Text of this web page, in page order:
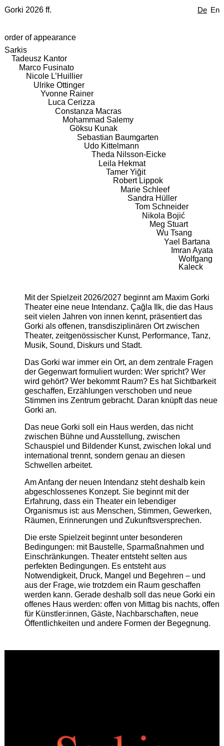
De En
Gorki 2026 ff.
order of appearance
Sarkis
Tadeusz Kantor
Marco Fusinato
Nicole L’Huillier
Ulrike Ottinger
Yvonne Rainer
Luca Cerizza
Constanza Macras
Mohammad Salemy
Göksu Kunak
Sebastian Baumgarten
Udo Kittelmann
Theda Nilsson-Eicke
Leila Hekmat
Tamer Yiğit
Robert Lippok
Marie Schleef
Sandra Hüller
Tom Schneider
Nikola Bojić
Meg Stuart
Wu Tsang
Yael Bartana
Imran Ayata
Wolfgang
Kaleck
Mit der Spielzeit 2026/2027 beginnt am Maxim Gorki
Theater eine neue Intendanz. Çağla Ilk, die das Haus
seit vielen Jahren von innen kennt, präsentiert das
Gorki als offenen, transdisziplinären Ort zwischen
Theater, zeitgenössischer Kunst, Performance, Tanz,
Musik, Sound, Diskurs und Stadt.
Das Gorki war immer ein Ort, an dem zentrale Fragen
der Gegenwart formuliert wurden: Wer spricht? Wer
wird gehört? Wer bekommt Raum? Es hat Sichtbarkeit
geschaffen, Erzählungen verschoben und neue
Stimmen ins Zentrum gebracht. Daran knüpft das neue
Gorki an.
Das neue Gorki soll ein Haus werden, das nicht
zwischen Bühne und Ausstellung, zwischen
Schauspiel und Bildender Kunst, zwischen lokal und
international trennt, sondern genau an diesen
Schwellen arbeitet.
Am Anfang der neuen Intendanz steht deshalb kein
abgeschlossenes Konzept. Sie beginnt mit der
Erfahrung, dass ein Theater ein lebendiger
Organismus ist: aus Menschen, Stimmen, Gewerken,
Räumen, Erinnerungen und Zukunftsversprechen.
Die erste Spielzeit beginnt unter besonderen
Bedingungen: mit Baustelle, Sparmaßnahmen und
Einschränkungen. Theater entsteht selten aus
perfekten Bedingungen. Es entsteht aus
Notwendigkeit, Druck, Mangel und Begehren – und
aus der Frage, wie trotzdem ein Raum geschaffen
werden kann. Gerade deshalb soll das neue Gorki ein
offenes Haus werden: offen von Mittag bis nachts, offen
für Künstler:innen, Gäste, Nachbarschaften, neue
Öffentlichkeiten und andere Formen der Begegnung.